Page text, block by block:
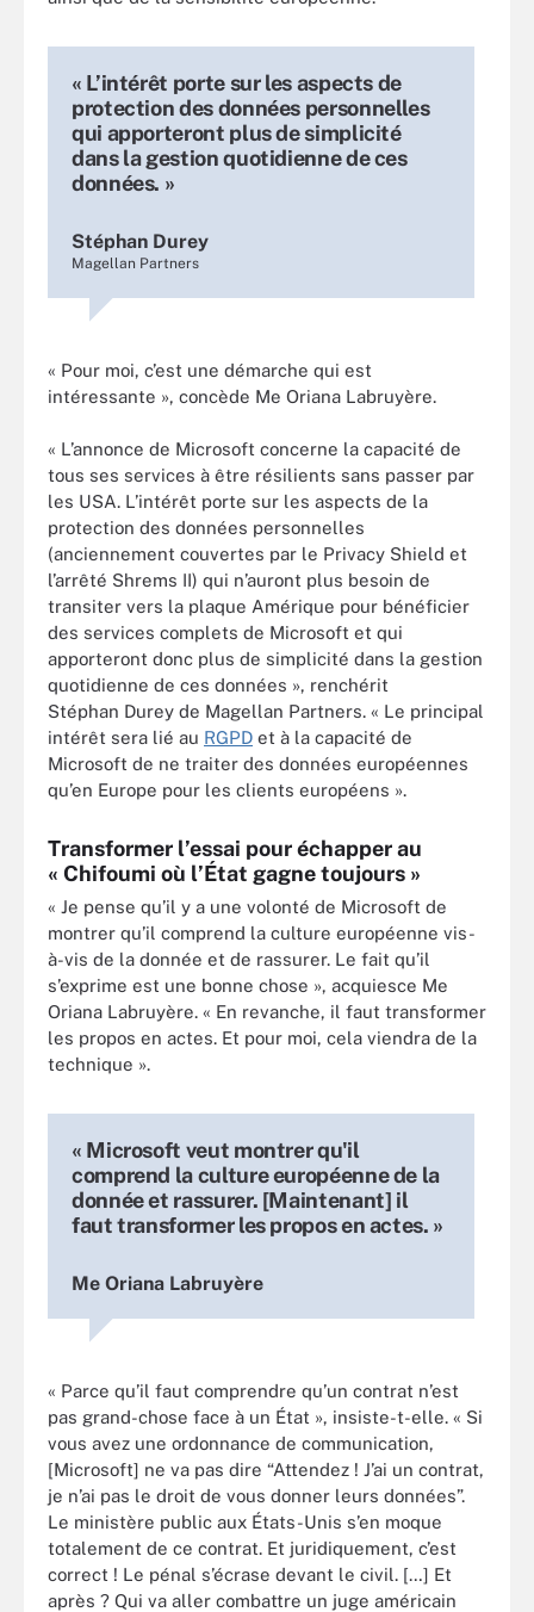
« L’intérêt porte sur les aspects de
protection des données personnelles
qui apporteront plus de simplicité
dans la gestion quotidienne de ces
données. »
Stéphan Durey
Magellan Partners
« Pour moi, c’est une démarche qui est
intéressante », concède Me Oriana Labruyère.
« L’annonce de Microsoft concerne la capacité de
tous ses services à être résilients sans passer par
les USA. L’intérêt porte sur les aspects de la
protection des données personnelles
(anciennement couvertes par le Privacy Shield et
l’arrêté Shrems II) qui n’auront plus besoin de
transiter vers la plaque Amérique pour bénéficier
des services complets de Microsoft et qui
apporteront donc plus de simplicité dans la gestion
quotidienne de ces données », renchérit
Stéphan Durey de Magellan Partners. « Le principal
intérêt sera lié au RGPD et à la capacité de
Microsoft de ne traiter des données européennes
qu’en Europe pour les clients européens ».
Transformer l’essai pour échapper au
« Chifoumi où l’État gagne toujours »
« Je pense qu’il y a une volonté de Microsoft de
montrer qu’il comprend la culture européenne vis-
à-vis de la donnée et de rassurer. Le fait qu’il
s’exprime est une bonne chose », acquiesce Me
Oriana Labruyère. « En revanche, il faut transformer
les propos en actes. Et pour moi, cela viendra de la
technique ».
« Microsoft veut montrer qu'il
comprend la culture européenne de la
donnée et rassurer. [Maintenant] il
faut transformer les propos en actes. »
Me Oriana Labruyère
« Parce qu’il faut comprendre qu’un contrat n’est
pas grand-chose face à un État », insiste-t-elle. « Si
vous avez une ordonnance de communication,
[Microsoft] ne va pas dire “Attendez ! J’ai un contrat,
je n’ai pas le droit de vous donner leurs données”.
Le ministère public aux États-Unis s’en moque
totalement de ce contrat. Et juridiquement, c’est
correct ! Le pénal s’écrase devant le civil. […] Et
après ? Qui va aller combattre un juge américain